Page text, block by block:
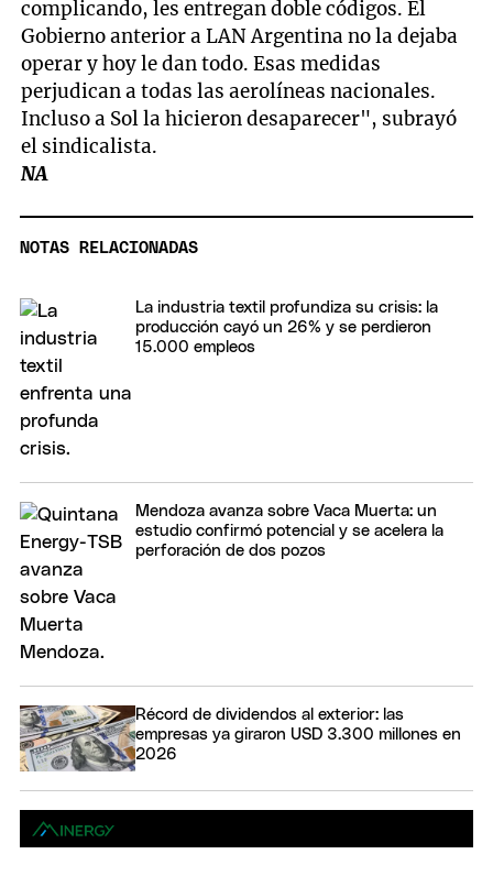
complicando, les entregan doble códigos. El
Gobierno anterior a LAN Argentina no la dejaba
operar y hoy le dan todo. Esas medidas
perjudican a todas las aerolíneas nacionales.
Incluso a Sol la hicieron desaparecer", subrayó
el sindicalista.
NA
NOTAS RELACIONADAS
La industria textil profundiza su crisis: la
producción cayó un 26% y se perdieron
15.000 empleos
Mendoza avanza sobre Vaca Muerta: un
estudio confirmó potencial y se acelera la
perforación de dos pozos
Récord de dividendos al exterior: las
empresas ya giraron USD 3.300 millones en
2026